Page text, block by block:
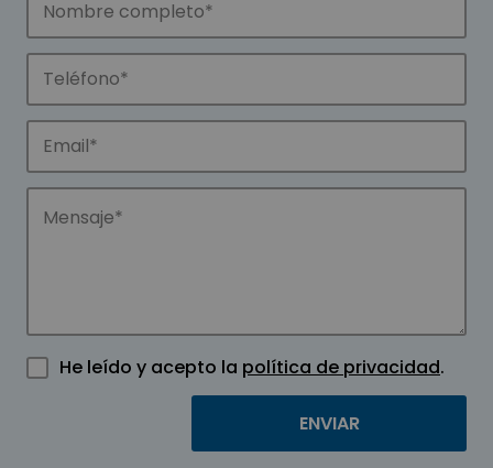
He leído y acepto la política de privacidad.